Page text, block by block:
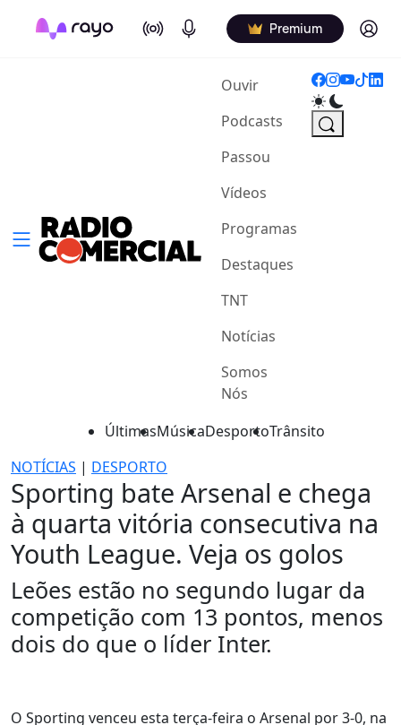
On Air Podcasts Premium Log in
Ouvir(current)
Podcasts
Passou
Vídeos
Programas
Destaques
TNT
Notícias
Somos
Nós
ÚltimasMúsicaDesportoTrânsito
NOTÍCIAS | DESPORTO
Sporting bate Arsenal e chega
à quarta vitória consecutiva na
Youth League. Veja os golos
Leões estão no segundo lugar da
competição com 13 pontos, menos
dois do que o líder Inter.
O Sporting venceu esta terça-feira o Arsenal por 3-0, na